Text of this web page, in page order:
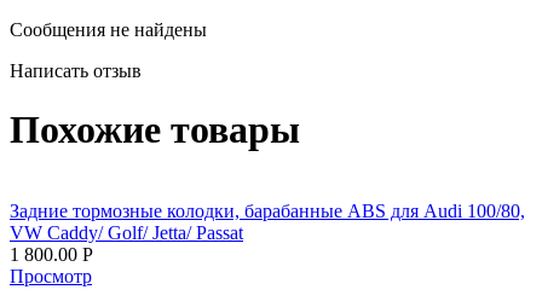
Сообщения не найдены
Написать отзыв
Похожие товары
Задние тормозные колодки, барабанные ABS для Audi 100/80,
VW Caddy/ Golf/ Jetta/ Passat
1 800.00 Р
Просмотр